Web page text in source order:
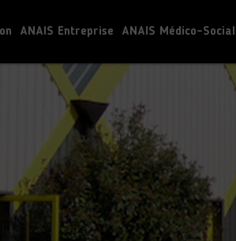
ANAIS Entreprise ANAIS Médico-Social